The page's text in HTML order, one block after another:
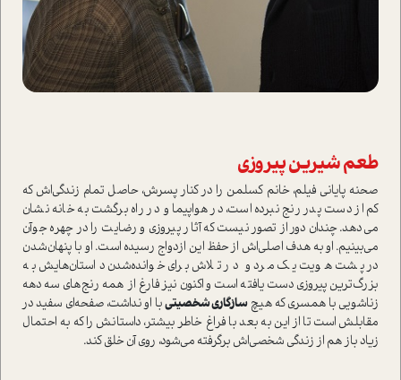
طعم شیرین پیروزی
صحنه پایانی فیلم، خانم کسلمن را در کنار پسرش، حاصل تمام زندگی‌اش که
کم از دست پدر رنج نبرده است، در هواپیما و در راه برگشت به خانه نشان
می‌دهد. چندان دور از تصور نیست که آثار پیروزی و رضایت را در چهره جوآن
می‌بینیم. او به هدف اصلی‌اش از حفظ این ازدواج رسیده است. او با پنهان‌شدن
در پشت هویت یک مرد و در تلاش برای خوانده‌شدن داستان‌هایش به
بزرگ‌ترین پیروزی دست یافته است و اکنون نیز فارغ از همه رنج‌های سه دهه
زناشویی با همسری که هیچ سازگاری شخصیتیبا او نداشت، صفحه‌ای سفید در
مقابلش است تا از این به بعد با فراغ خاطر بیشتر، داستانش را که به احتمال
زیاد باز هم از زندگی شخصی‌اش برگرفته می‌شود، روی آن خلق کند.